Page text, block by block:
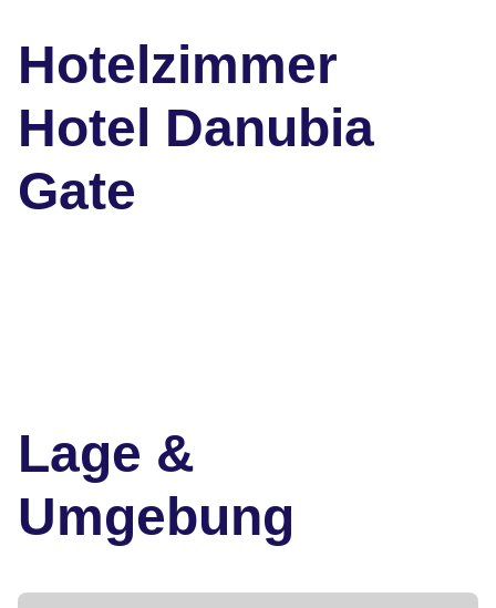
Hotelzimmer
Hotel Danubia
Gate
Lage &
Umgebung